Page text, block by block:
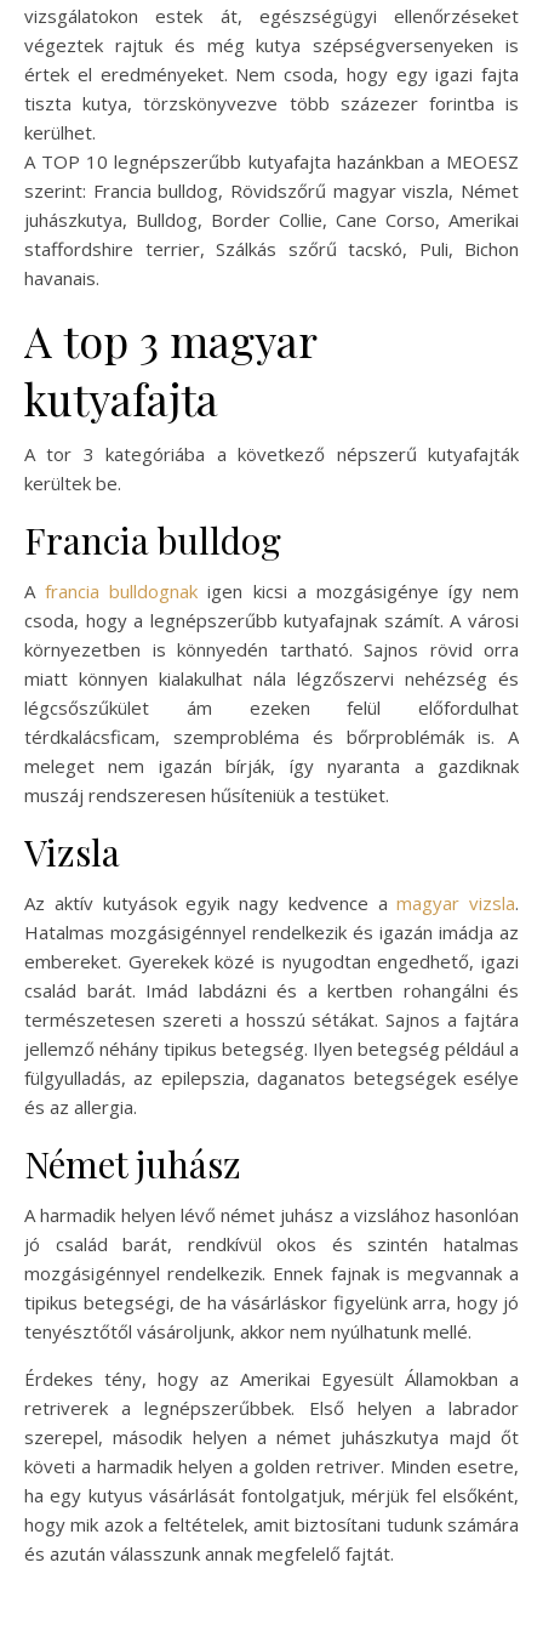
vizsgálatokon estek át, egészségügyi ellenőrzéseket
végeztek rajtuk és még kutya szépségversenyeken is
értek el eredményeket. Nem csoda, hogy egy igazi fajta
tiszta kutya, törzskönyvezve több százezer forintba is
kerülhet.
A TOP 10 legnépszerűbb kutyafajta hazánkban a MEOESZ
szerint: Francia bulldog, Rövidszőrű magyar viszla, Német
juhászkutya, Bulldog, Border Collie, Cane Corso, Amerikai
staffordshire terrier, Szálkás szőrű tacskó, Puli, Bichon
havanais.
A top 3 magyar
kutyafajta
A tor 3 kategóriába a következő népszerű kutyafajták
kerültek be.
Francia bulldog
Afrancia bulldognak igen kicsi a mozgásigénye így nem
csoda, hogy a legnépszerűbb kutyafajnak számít. A városi
környezetben is könnyedén tartható. Sajnos rövid orra
miatt könnyen kialakulhat nála légzőszervi nehézség és
légcsőszűkület ám ezeken felül előfordulhat
térdkalácsficam, szemprobléma és bőrproblémák is. A
meleget nem igazán bírják, így nyaranta a gazdiknak
muszáj rendszeresen hűsíteniük a testüket.
Vizsla
Az aktív kutyások egyik nagy kedvence amagyar vizsla.
Hatalmas mozgásigénnyel rendelkezik és igazán imádja az
embereket. Gyerekek közé is nyugodtan engedhető, igazi
család barát. Imád labdázni és a kertben rohangálni és
természetesen szereti a hosszú sétákat. Sajnos a fajtára
jellemző néhány tipikus betegség. Ilyen betegség például a
fülgyulladás, az epilepszia, daganatos betegségek esélye
és az allergia.
Német juhász
A harmadik helyen lévő német juhász a vizslához hasonlóan
jó család barát, rendkívül okos és szintén hatalmas
mozgásigénnyel rendelkezik. Ennek fajnak is megvannak a
tipikus betegségi, de ha vásárláskor figyelünk arra, hogy jó
tenyésztőtől vásároljunk, akkor nem nyúlhatunk mellé.
Érdekes tény, hogy az Amerikai Egyesült Államokban a
retriverek a legnépszerűbbek. Első helyen a labrador
szerepel, második helyen a német juhászkutya majd őt
követi a harmadik helyen a golden retriver. Minden esetre,
ha egy kutyus vásárlását fontolgatjuk, mérjük fel elsőként,
hogy mik azok a feltételek, amit biztosítani tudunk számára
és azután válasszunk annak megfelelő fajtát.